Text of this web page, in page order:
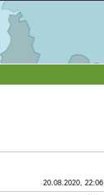
20.08.2020, 22:06